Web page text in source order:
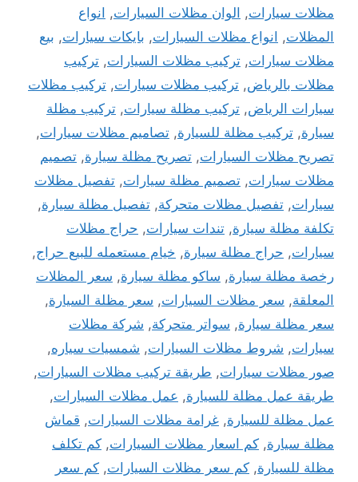
مظلات سيارات, الوان مظلات السيارات, انواع
المظلات, انواع مظلات السيارات, بايكات سيارات, بيع
مظلات سيارات, تركيب مظلات السيارات, تركيب
مظلات بالرياض, تركيب مظلات سيارات, تركيب مظلات
سيارات الرياض, تركيب مظلة سيارات, تركيب مظلة
سيارة, تركيب مظلة للسيارة, تصاميم مظلات سيارات,
تصريح مظلات السيارات, تصريح مظلة سيارة, تصميم
مظلات سيارات, تصميم مظلة سيارات, تفصيل مظلات
سيارات, تفصيل مظلات متحركة, تفصيل مظلة سيارة,
تكلفة مظلة سيارة, تندات سيارات, حراج مظلات
سيارات, حراج مظلة سيارة, خيام مستعمله للبيع حراج,
رخصة مظلة سيارة, ساكو مظلة سيارة, سعر المظلات
المعلقة, سعر مظلات السيارات, سعر مظلة السيارة,
سعر مظلة سيارة, سواتر متحركة, شركة مظلات
سيارات, شروط مظلات السيارات, شمسيات سياره,
صور مظلات سيارات, طريقة تركيب مظلات السيارات,
طريقة عمل مظلة للسيارة, عمل مظلات السيارات,
عمل مظلة للسيارة, غرامة مظلات السيارات, قماش
مظلة سيارة, كم اسعار مظلات السيارات, كم تكلف
مظلة للسيارة, كم سعر مظلات السيارات, كم سعر